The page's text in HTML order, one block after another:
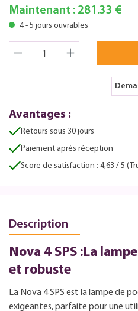
Maintenant : 281.33 €
4 - 5 jours ouvrables
Avantages :
Retours sous 30 jours
Paiement après réception
Score de satisfaction : 4,63 / 5
Description
Nova 4 SPS :La
et robuste
La Nova 4 SPS est la lampe de
exigeantes, parfaite pour une